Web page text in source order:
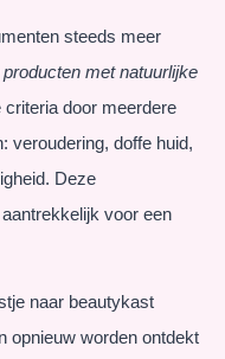
steeds meer
met natuurlijke
criteria door meerdere
veroudering, doffe huid,
Deze
voor een
naar beautykast
opnieuw worden ontdekt